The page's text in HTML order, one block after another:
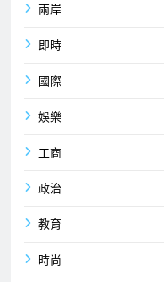
兩岸
即時
國際
娛樂
工商
政治
教育
時尚